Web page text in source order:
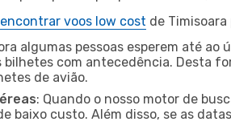
encontrar voos low cost de Timisoara
algumas pessoas esperem até
bilhetes com antecedência. Desta
de avião.
: Quando o nosso motor de
baixo custo. Além disso, se as